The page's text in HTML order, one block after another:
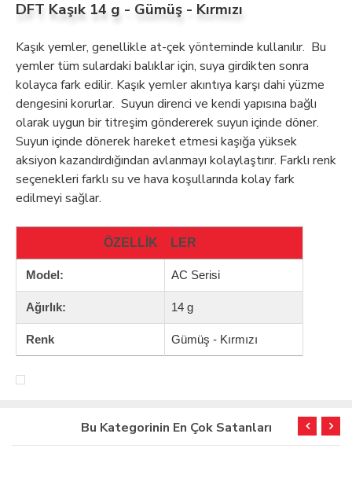
DFT Kaşık 14 g - Gümüş - Kırmızı
Kaşık yemler, genellikle at-çek yönteminde kullanılır. Bu
yemler tüm sulardaki balıklar için, suya girdikten sonra
kolayca fark edilir. Kaşık yemler akıntıya karşı dahi yüzme
dengesini korurlar. Suyun direnci ve kendi yapısına bağlı
olarak uygun bir titreşim göndererek suyun içinde döner.
Suyun içinde dönerek hareket etmesi kaşığa yüksek
aksiyon kazandırdığından avlanmayı kolaylaştırır. Farklı renk
seçenekleri farklı su ve hava koşullarında kolay fark
edilmeyi sağlar.
ÖZELLİK LER
Model: AC Serisi
Ağırlık: 14 g
Renk Gümüş - Kırmızı
Bu Kategorinin En Çok Satanları